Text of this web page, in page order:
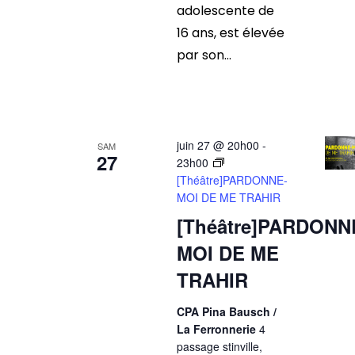
adolescente de
16 ans, est élevée
par son...
SAM
27
MOI DE ME
TRAHIR
juin 27 @ 20h00 -
23h00
[Théâtre]PARDONNE-
MOI DE ME TRAHIR
CPA Pina Bausch /
La Ferronnerie4
passage stinville,